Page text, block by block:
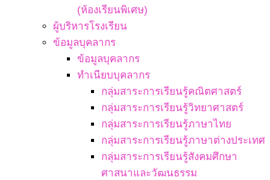
(ห้องเรียนพิเศษ)
ผู้บริหารโรงเรียน
ข้อมูลบุคลากร
ข้อมูลบุคลากร
ทำเนียบบุคลากร
กลุ่มสาระการเรียนรู้คณิตศาสตร์
กลุ่มสาระการเรียนรู้วิทยาศาสตร์
กลุ่มสาระการเรียนรู้ภาษาไทย
กลุ่มสาระการเรียนรู้ภาษาต่างประเทศ
กลุ่มสาระการเรียนรู้สังคมศึกษา
ศาสนาและวัฒนธรรม